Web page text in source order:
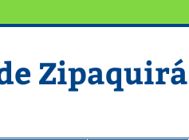
Zipaquirá